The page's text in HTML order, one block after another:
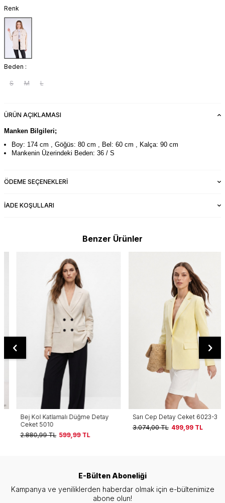
Renk
Beden :
S M L
ÜRÜN AÇIKLAMASI
Manken Bilgileri;
Boy: 174 cm , Göğüs: 80 cm , Bel: 60 cm , Kalça: 90 cm
Mankenin Üzerindeki Beden: 36 / S
ÖDEME SEÇENEKLERI
İADE KOŞULLARI
Benzer Ürünler
Bej Kol Katlamalı Düğme Detay
Ceket 5010
2.880,99TL 599,99TL
Sarı Cep Detay Ceket 6023-3
3.074,00TL 499,99TL
E-Bülten Aboneliği
Kampanya ve yeniliklerden haberdar olmak için e-bültenimize
abone olun!